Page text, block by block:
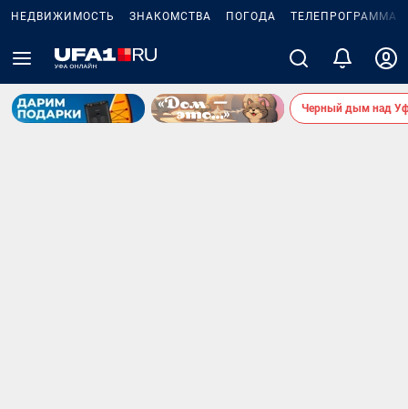
НЕДВИЖИМОСТЬ ЗНАКОМСТВА ПОГОДА ТЕЛЕПРОГРАММА
Черный дым над